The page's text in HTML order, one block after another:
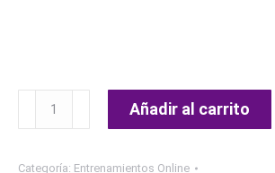
Masterclass:
Simplifica
Añadir al carrito
Categoría: Entrenamientos Online